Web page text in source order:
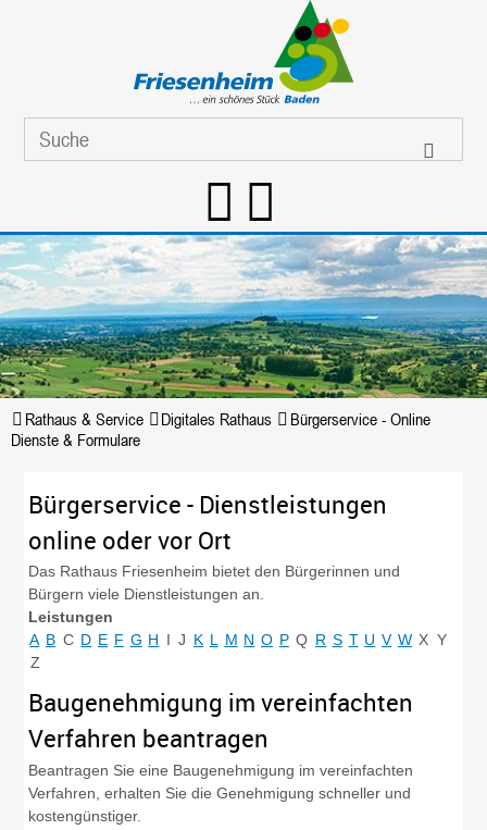
Rathaus & Service Digitales Rathaus
Bürgerservice - Online
Dienste & Formulare
Bürgerservice - Dienstleistungen
online oder vor Ort
Das Rathaus Friesenheim bietet den Bürgerinnen und
Bürgern viele Dienstleistungen an.
Leistungen
A B C D E F G H I J K L M N O P Q R S T U V W X Y
Z
Baugenehmigung im vereinfachten
Verfahren beantragen
Beantragen Sie eine Baugenehmigung im vereinfachten
Verfahren, erhalten Sie die Genehmigung schneller und
kostengünstiger.